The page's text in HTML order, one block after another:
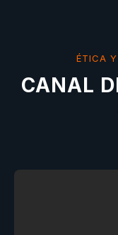
ÉTICA Y
CANAL